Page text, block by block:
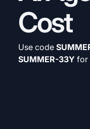
Cost
Use code
SUMMER-33Y for